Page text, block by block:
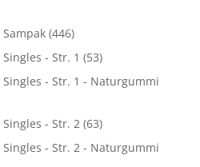
(446)
- Str. 1 (53)
Singles - Str. 1 - Naturgummi
- Str. 2 (63)
Singles - Str. 2 - Naturgummi